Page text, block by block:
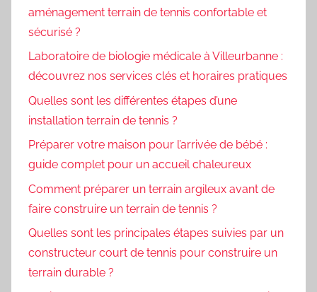
aménagement terrain de tennis confortable et
sécurisé ?
Laboratoire de biologie médicale à Villeurbanne :
découvrez nos services clés et horaires pratiques
Quelles sont les différentes étapes d’une
installation terrain de tennis ?
Préparer votre maison pour l’arrivée de bébé :
guide complet pour un accueil chaleureux
Comment préparer un terrain argileux avant de
faire construire un terrain de tennis ?
Quelles sont les principales étapes suivies par un
constructeur court de tennis pour construire un
terrain durable ?